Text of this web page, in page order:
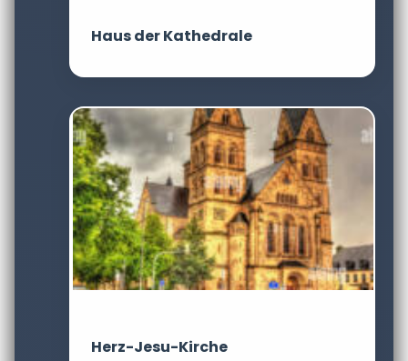
Haus der Kathedrale
Herz-Jesu-Kirche